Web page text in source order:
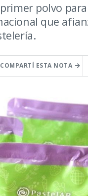
polvo
que
COMPARTÍ ESTA NOTA